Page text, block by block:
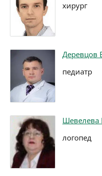
хирург
Деревцов
педиатр
Шевелева
логопед